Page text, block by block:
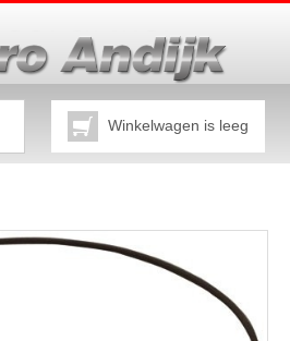
Winkelwagen is leeg